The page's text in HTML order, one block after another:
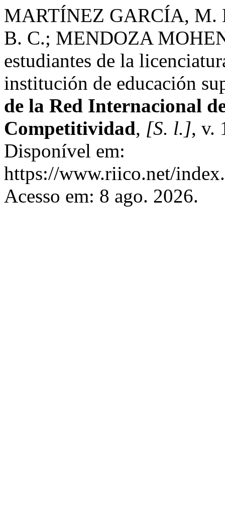
MARTÍNEZ GARCÍA,
B. C.; MENDOZA
estudiantes de la
institución de educación
de la Red Internacional
Competitividad, [S. l.], v.
Disponível em:
https://www.riico.net/
Acesso em: 8 ago. 2026.